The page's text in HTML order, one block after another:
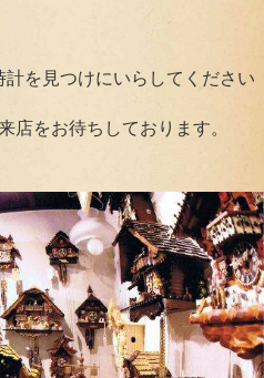
を見つけにいらしてください
店をお待ちしております。